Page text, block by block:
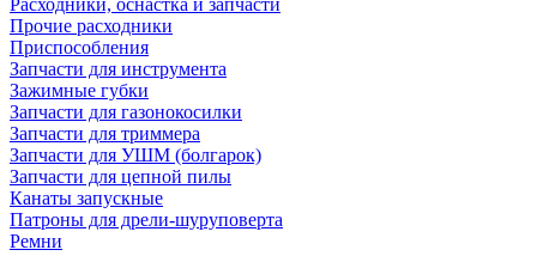
Расходники, оснастка и запчасти
Прочие расходники
Приспособления
Запчасти для инструмента
Зажимные губки
Запчасти для газонокосилки
Запчасти для триммера
Запчасти для УШМ (болгарок)
Запчасти для цепной пилы
Канаты запускные
Патроны для дрели-шуруповерта
Ремни